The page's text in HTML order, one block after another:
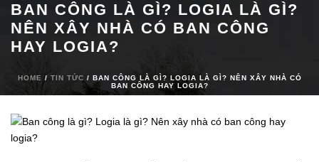
BAN CÔNG LÀ GÌ? LOGIA LÀ GÌ?
NÊN XÂY NHÀ CÓ BAN CÔNG
HAY LOGIA?
HOME / TIN TỨC / BAN CÔNG LÀ GÌ? LOGIA LÀ GÌ? NÊN XÂY NHÀ CÓ
BAN CÔNG HAY LOGIA?